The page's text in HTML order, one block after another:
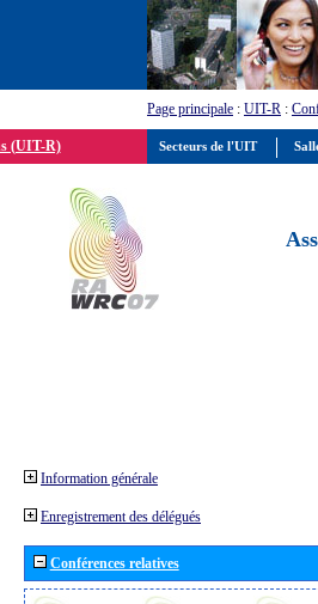
Page principale : UIT-R :
(UIT-R)
Information générale
Enregistrement des délégués
Conférences relatives
Secteurs de l'UIT